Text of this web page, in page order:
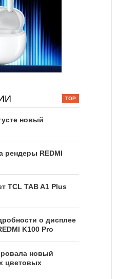
новый
рендеры REDMI
TCL TAB A1 Plus
о дисплее
K100 Pro
новый
цветовых